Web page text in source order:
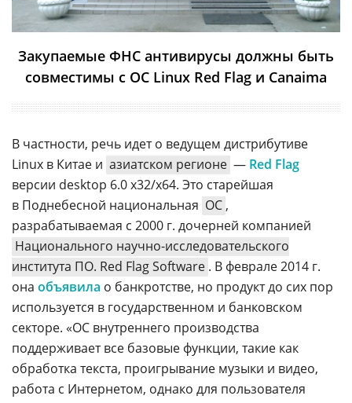
Закупаемые ФНС антивирусы должны быть
совместимы с ОС Linux Red Flag и Canaima
В частности, речь идет о ведущем дистрибутиве
Linux в Китае и азиатском регионе — Red Flag
версии desktop 6.0 x32/x64. Это старейшая
в Поднебесной национальная ОС ,
разрабатываемая с 2000 г. дочерней компанией
Национального научно-исследовательского
института ПО. Red Flag Software . В феврале 2014 г.
она объявила о банкротстве, но продукт до сих пор
используется в государственном и банковском
секторе. «ОС внутреннего производства
поддерживает все базовые функции, такие как
обработка текста, проигрывание музыки и видео,
работа с Интернетом, однако для пользователя